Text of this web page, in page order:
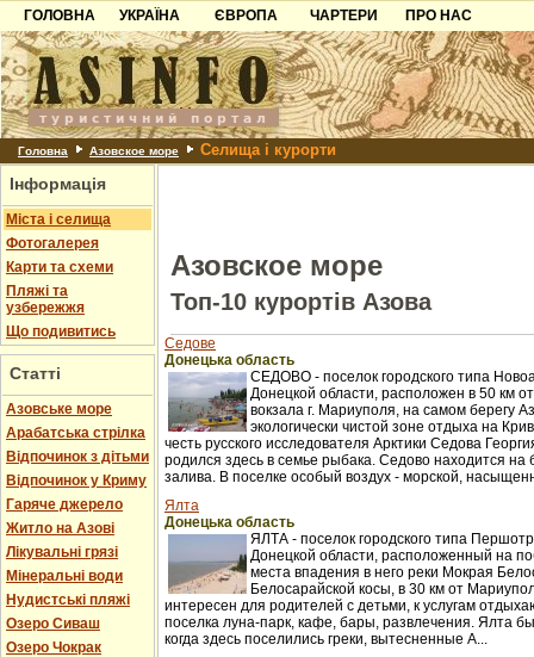
ГОЛОВНА
УКРАЇНА
Карпати
Азов
Причорноморря
Шацьк
ЄВРОПА
Чорногорія
Хорватія
Болгарія
Албанія
ЧАРТЕРИ
ПРО НАС
Контакти
Партнерам
Додати готель
Головна Азовское море Селища і курорти
Інформація
Міста і селища
Фотогалерея
Карти та схеми
Пляжі та
узбережжя
Що подивитись
Статті
Азовське море
Арабатська стрілка
Відпочинок з дітьми
Відпочинок у Криму
Гаряче джерело
Житло на Азові
Лікувальні грязі
Мінеральні води
Нудистські пляжі
Озеро Сиваш
Озеро Чокрак
Азовское море
Топ-10 курортів Азова
Седове
Донецька область
СЕДОВО - поселок городского типа
Донецкой области, расположен в 50 км
вокзала г. Мариуполя, на самом берегу
экологически чистой зоне отдыха на
честь русского исследователя Арктики Седова
родился здесь в семье рыбака. Седово находится на
залива. В поселке особый воздух - морской,
Ялта
Донецька область
ЯЛТА - поселок городского типа
Донецкой области, расположенный на
места впадения в него реки Мокрая
Белосарайской косы, в 30 км от
интересен для родителей с детьми, к услугам
поселка луна-парк, кафе, бары, развлечения. Ялта
когда здесь поселились греки, вытесненные А...